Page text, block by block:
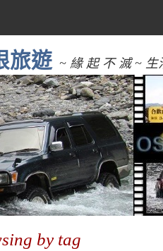
旅遊 ~ 緣 起 不 滅 ~ 生
by tag